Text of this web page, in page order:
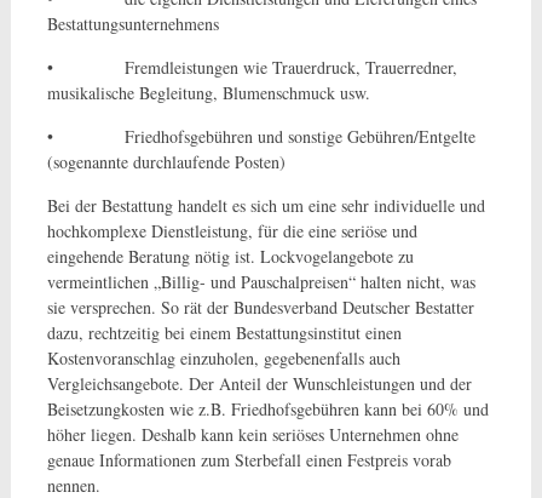
Bestattungsunternehmens
• Fremdleistungen wie Trauerdruck, Trauerredner,
musikalische Begleitung, Blumenschmuck usw.
• Friedhofsgebühren und sonstige Gebühren/Entgelte
(sogenannte durchlaufende Posten)
Bei der Bestattung handelt es sich um eine sehr individuelle und
hochkomplexe Dienstleistung, für die eine seriöse und
eingehende Beratung nötig ist. Lockvogelangebote zu
vermeintlichen „Billig- und Pauschalpreisen“ halten nicht, was
sie versprechen. So rät der Bundesverband Deutscher Bestatter
dazu, rechtzeitig bei einem Bestattungsinstitut einen
Kostenvoranschlag einzuholen, gegebenenfalls auch
Vergleichsangebote. Der Anteil der Wunschleistungen und der
Beisetzungkosten wie z.B. Friedhofsgebühren kann bei 60% und
höher liegen. Deshalb kann kein seriöses Unternehmen ohne
genaue Informationen zum Sterbefall einen Festpreis vorab
nennen.